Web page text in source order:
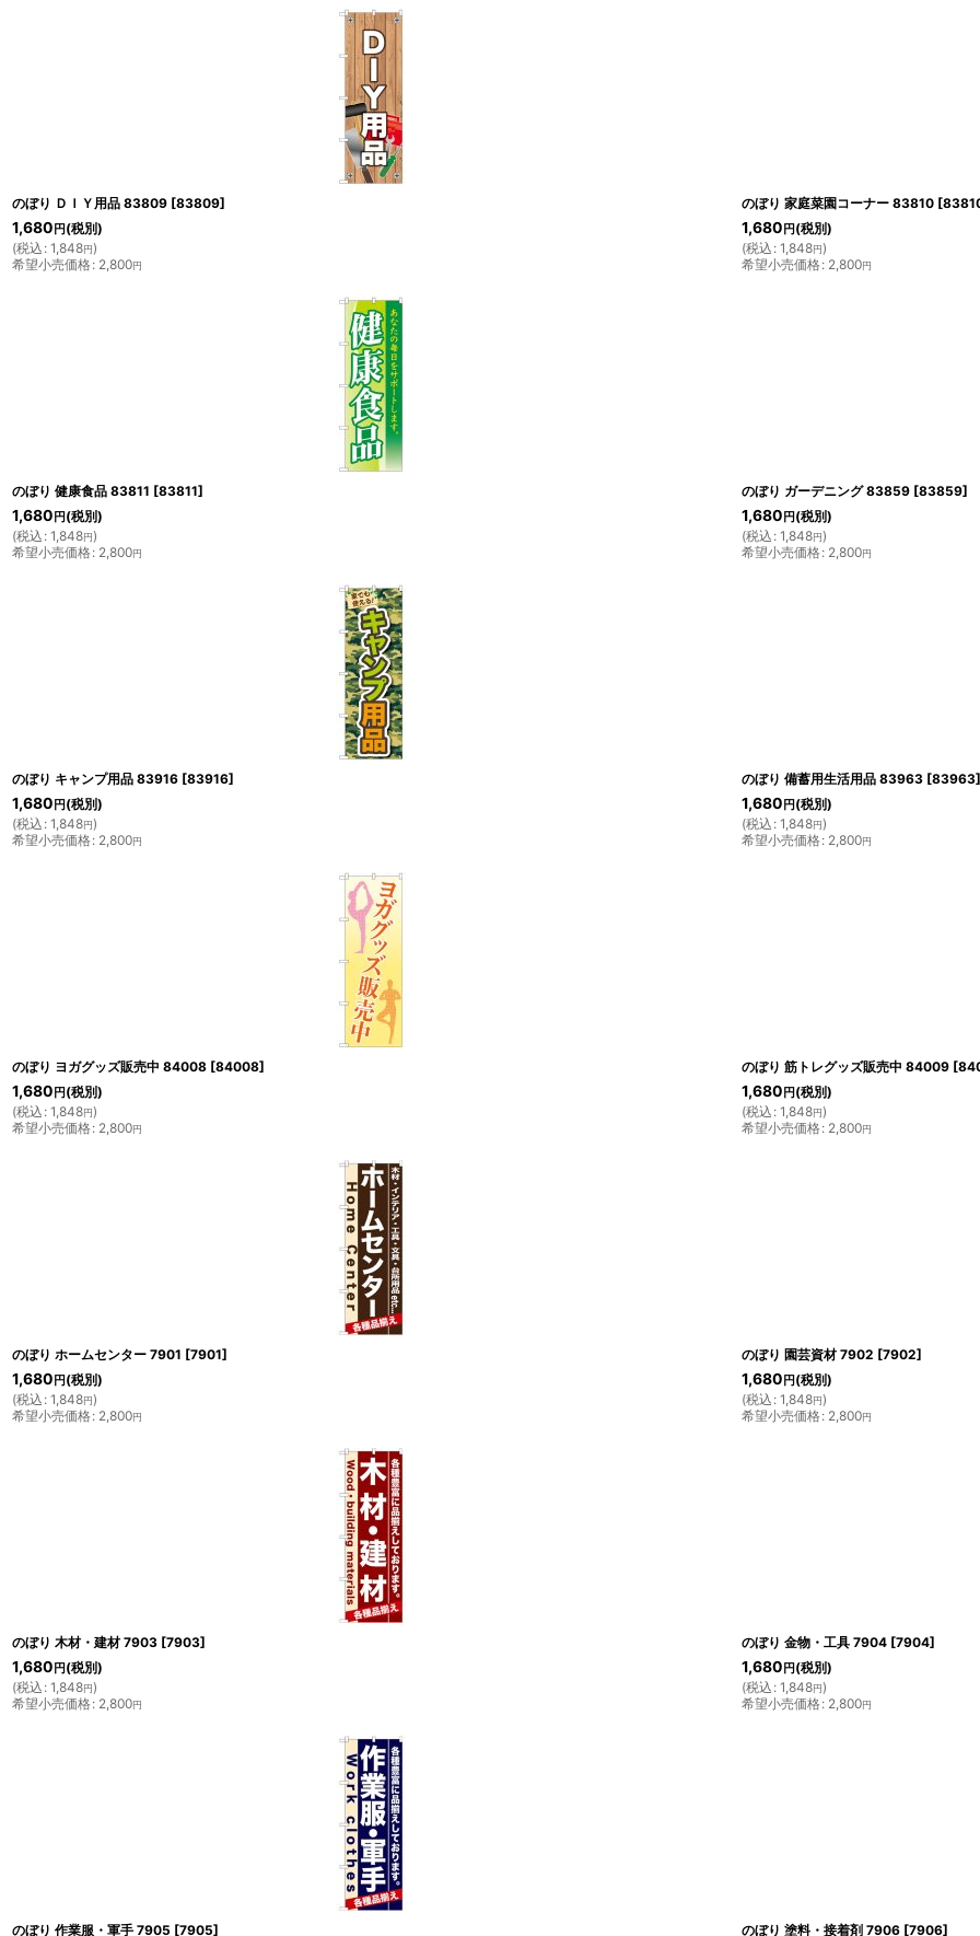
のぼり ＤＩＹ用品 83809 [83809]
1,680 円 (税別)
(税込 : 1,848円)
希望小売価格: 2,800円
のぼり 家庭菜園コーナー 83810 [
1,680 円 (税別)
(税込 : 1,848円)
希望小売価格: 2,800円
のぼり 健康食品 83811 [83811]
1,680 円 (税別)
(税込 : 1,848円)
希望小売価格: 2,800円
のぼり ガーデニング 83859 [83859]
1,680 円 (税別)
(税込 : 1,848円)
希望小売価格: 2,800円
のぼり キャンプ用品 83916 [83916]
1,680 円 (税別)
(税込 : 1,848円)
希望小売価格: 2,800円
のぼり 備蓄用生活用品 83963 [83963]
1,680 円 (税別)
(税込 : 1,848円)
希望小売価格: 2,800円
のぼり ヨガグッズ販売中 84008 [84008]
1,680 円 (税別)
(税込 : 1,848円)
希望小売価格: 2,800円
のぼり 筋トレグッズ販売中 84009 [
1,680 円 (税別)
(税込 : 1,848円)
希望小売価格: 2,800円
のぼり ホームセンター 7901 [7901]
1,680 円 (税別)
(税込 : 1,848円)
希望小売価格: 2,800円
のぼり 園芸資材 7902 [7902]
1,680 円 (税別)
(税込 : 1,848円)
希望小売価格: 2,800円
のぼり 木材・建材 7903 [7903]
1,680 円 (税別)
(税込 : 1,848円)
希望小売価格: 2,800円
のぼり 金物・工具 7904 [7904]
1,680 円 (税別)
(税込 : 1,848円)
希望小売価格: 2,800円
のぼり 作業服・軍手 7905 [7905] のぼり 塗料・接着剤 7906 [7906]